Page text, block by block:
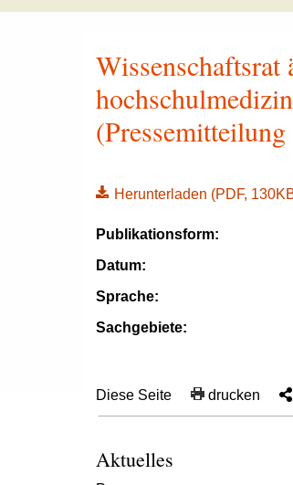
Herunterladen (PDF,
Publikationsform:
Datum:
Sprache:
Sachgebiete:
Diese Seite drucken
Aktuelles